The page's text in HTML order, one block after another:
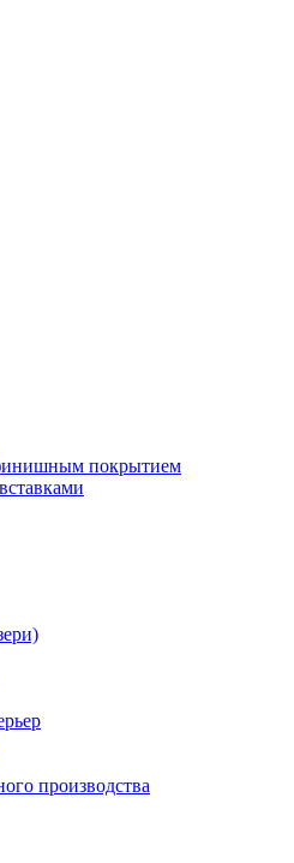
покрытием
производства